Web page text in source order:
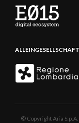
© Copyright Aria